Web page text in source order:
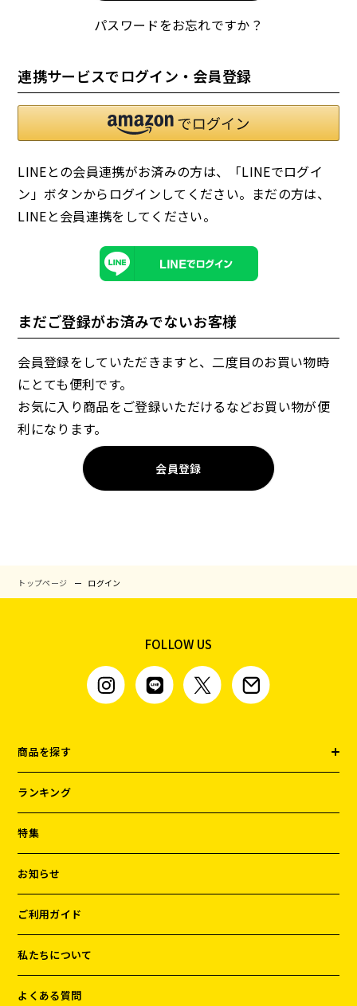
アウトレット 補助食品
パスワードをお忘れですか？
連携サービスでログイン・会員登録
LINEとの会員連携がお済みの方は、「LINEでログイ
ン」ボタンからログインしてください。まだの方は、
LINEと会員連携をしてください。
まだご登録がお済みでないお客様
会員登録をしていただきますと、二度目のお買い物時
にとても便利です。
お気に入り商品をご登録いただけるなどお買い物が便
利になります。
会員登録
トップページ ログイン
FOLLOW US
商品を探す
ランキング
特集
お知らせ
ご利用ガイド
私たちについて
よくある質問